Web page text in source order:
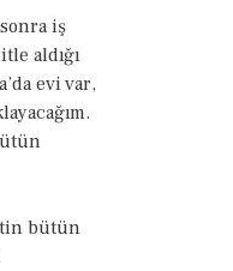
iş
aldığı
evi var,
bütün